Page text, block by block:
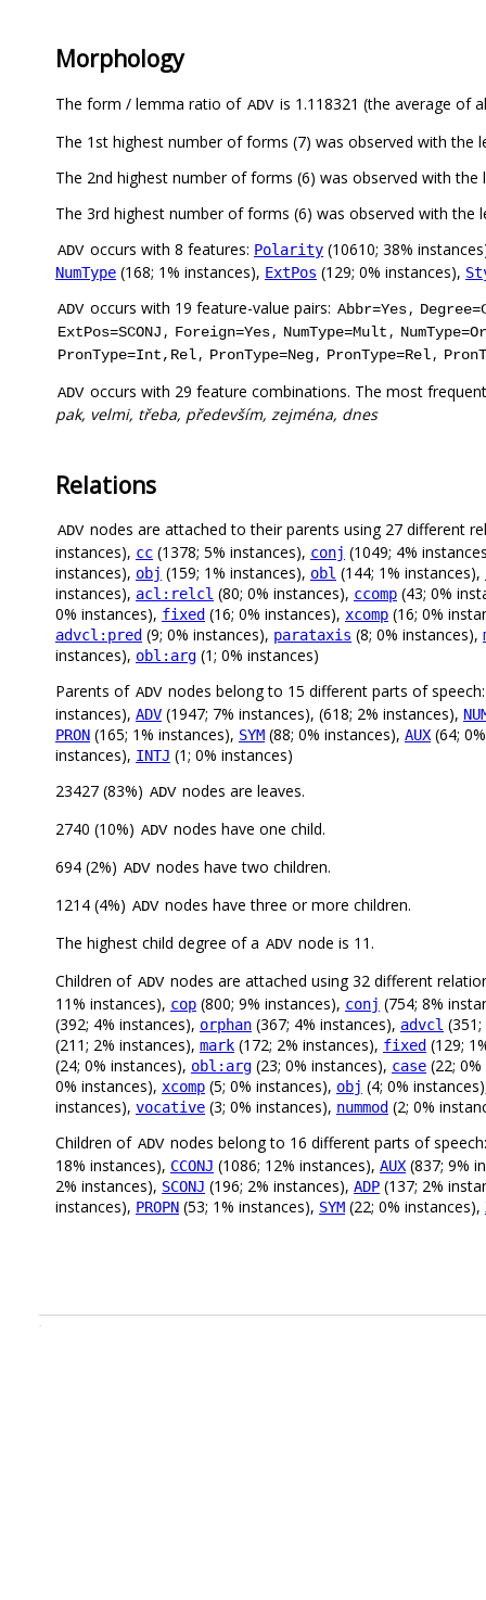
Morphology
The form / lemma ratio of ADV is 1.118321 (the average of
The 1st highest number of forms (7) was observed with the
The 2nd highest number of forms (6) was observed with the
The 3rd highest number of forms (6) was observed with the
ADV occurs with 8 features: Polarity (10610; 38%
NumType (168; 1% instances), ExtPos (129; 0% instances),
ADV occurs with 19 feature-value pairs: Abbr=Yes,
ExtPos=SCONJ , Foreign=Yes, NumType=Mult ,
PronType=Int,Rel, PronType=Neg, PronType=Rel,
ADV occurs with 29 feature combinations. The most
pak, velmi, třeba, především, zejména, dnes
Relations
ADV nodes are attached to their parents using 27 different
instances), cc (1378; 5% instances), conj (1049; 4%
instances), obj (159; 1% instances), obl (144; 1% instances),
instances), acl:relcl (80; 0% instances), ccomp (43; 0%
0% instances), fixed (16; 0% instances), xcomp (16; 0%
advcl:pred (9; 0% instances), parataxis (8; 0% instances),
instances), obl:arg (1; 0% instances)
Parents of ADV nodes belong to 15 different parts of
instances), ADV (1947; 7% instances), (618; 2% instances),
PRON (165; 1% instances), SYM (88; 0% instances), AUX (64;
instances), INTJ (1; 0% instances)
23427 (83%) ADV nodes are leaves.
2740 (10%) ADV nodes have one child.
694 (2%) ADV nodes have two children.
1214 (4%) ADV nodes have three or more children.
The highest child degree of a ADV node is 11.
Children of ADV nodes are attached using 32 different
11% instances), cop (800; 9% instances), conj (754; 8%
(392; 4% instances), orphan (367; 4% instances), advcl
(211; 2% instances), mark (172; 2% instances), fixed (129;
(24; 0% instances), obl:arg (23; 0% instances), case (22;
0% instances), xcomp (5; 0% instances), obj (4; 0%
instances), vocative (3; 0% instances), nummod (2; 0%
Children of ADV nodes belong to 16 different parts of
18% instances), CCONJ (1086; 12% instances), AUX (837; 9%
2% instances), SCONJ (196; 2% instances), ADP (137; 2%
instances), PROPN (53; 1% instances), SYM (22; 0% instances),
.